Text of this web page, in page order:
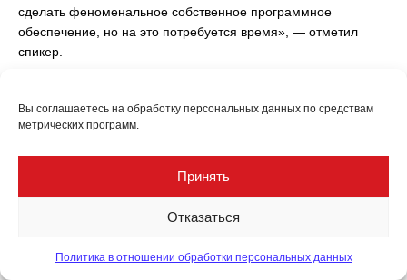
Вы соглашаетесь на обработку персональных данных по средствам
метрических программ.
Принять
Отказаться
Политика в отношении обработки персональных данных
сделать феноменальное собственное программное
обеспечение, но на это потребуется время», — отметил
спикер.
Участники круглого стола подняли актуальные вопросы,
связанные с необходимостью ухода от стратегии
суверенности одной из ключевых отраслей экономики
иностранных компаний и объявленная властями РФ